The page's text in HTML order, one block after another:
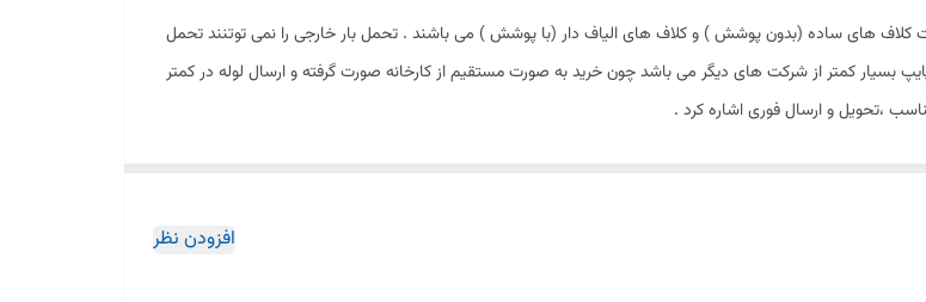
کلاف های ساده (بدون پوشش ) و کلاف های الیاف دار (با پوشش ) می باشند . تحمل بار خارجی را نمی توتنند تحمل
کمتر از شرکت های دیگر می باشد چون خرید به صورت مستقیم از کارخانه صورت گرفته و ارسال لوله در کمتر
،تحویل و ارسال فوری اشاره کرد .
افزودن نظر